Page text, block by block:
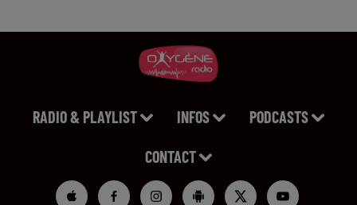
RADIO & PLAYLIST INFOS PODCASTS
CONTACT